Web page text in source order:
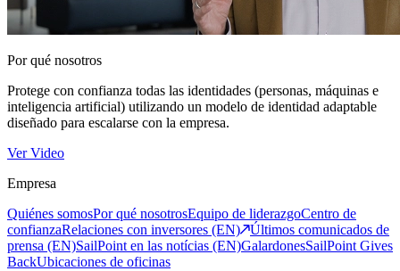
Por qué nosotros
Protege con confianza todas las identidades (personas, máquinas e
inteligencia artificial) utilizando un modelo de identidad adaptable
diseñado para escalarse con la empresa.
Ver Video
Empresa
Quiénes somosPor qué nosotrosEquipo de liderazgoCentro de
confianzaRelaciones con inversores (EN)
Últimos comunicados de
prensa (EN)SailPoint en las notícias (EN)GalardonesSailPoint Gives
BackUbicaciones de oficinas